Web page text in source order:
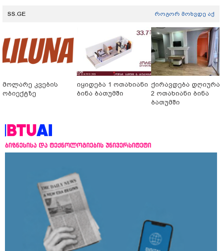
SS.GE როგორ მოხვდე აქ
მოლარე კვების
ობიექტზე
იყიდება 1 ოთახიანი
ბინა ბათუმში
ქირავდება
2 ოთახიანი ბინა
ბათუმში
ბიზნესისა და ტექნოლოგიების უნივერსიტეტი